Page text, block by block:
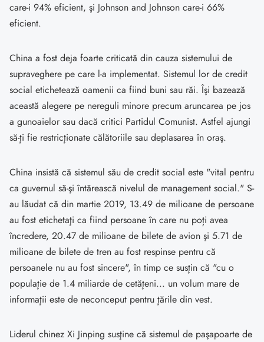
care-i 94% eficient, şi Johnson and Johnson care-i 66%
eficient.
China a fost deja foarte criticată din cauza sistemului de
supraveghere pe care l-a implementat. Sistemul lor de credit
social etichetează oamenii ca fiind buni sau răi. Îşi bazează
această alegere pe nereguli minore precum aruncarea pe jos
a gunoaielor sau dacă critici Partidul Comunist. Astfel ajungi
să-ţi fie restricţionate călătoriile sau deplasarea în oraş.
China insistă că sistemul său de credit social este "vital pentru
ca guvernul să-şi întărească nivelul de management social." S-
au lăudat că din martie 2019, 13.49 de milioane de persoane
au fost etichetaţi ca fiind persoane în care nu poți avea
încredere, 20.47 de milioane de bilete de avion şi 5.71 de
milioane de bilete de tren au fost respinse pentru că
persoanele nu au fost sincere", în timp ce susţin că "cu o
populaţie de 1.4 miliarde de cetăţeni... un volum mare de
informaţii este de neconceput pentru ţările din vest.
Liderul chinez Xi Jinping susţine că sistemul de paşapoarte de